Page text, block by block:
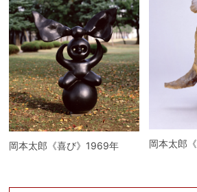
岡本太郎《喜び》1969年 岡本太郎